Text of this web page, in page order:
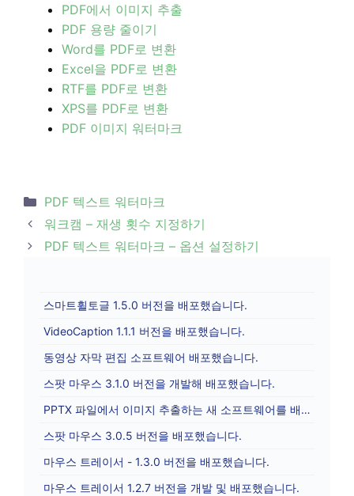
PDF에서 이미지 추출
PDF 용량 줄이기
Word를 PDF로 변환
Excel을 PDF로 변환
RTF를 PDF로 변환
XPS를 PDF로 변환
PDF 이미지 워터마크
Categories
PDF 텍스트 워터마크
Post
navigation
워크캠 – 재생 횟수 지정하기
PDF 텍스트 워터마크 – 옵션 설정하기
스마트휠토글 1.5.0 버전을 배포했습니다.
VideoCaption 1.1.1 버전을 배포했습니다.
동영상 자막 편집 소프트웨어 배포했습니다.
스팟 마우스 3.1.0 버전을 개발해 배포했습니다.
PPTX 파일에서 이미지 추출하는 새 소프트웨어를 배포합니다.
스팟 마우스 3.0.5 버전을 배포했습니다.
마우스 트레이서 - 1.3.0 버전을 배포했습니다.
마우스 트레이서 1.2.7 버전을 개발 및 배포했습니다.